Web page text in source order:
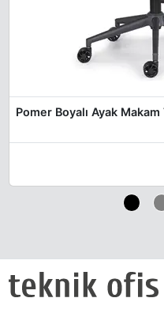
Pomer Boyalı Ayak